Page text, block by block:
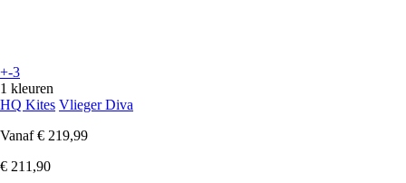
+-3
1 kleuren
HQ Kites Vlieger Diva
Vanaf € 219,99
€ 211,90